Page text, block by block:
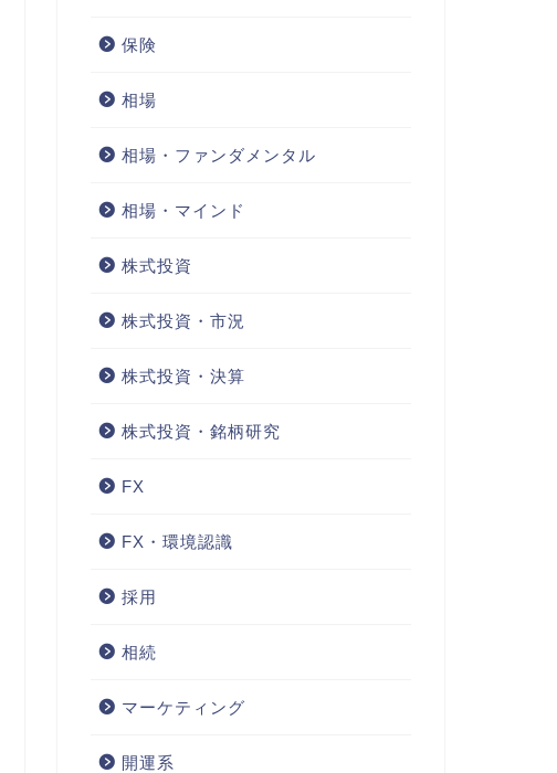
保険
相場
相場・ファンダメンタル
相場・マインド
株式投資
株式投資・市況
株式投資・決算
株式投資・銘柄研究
FX
FX・環境認識
採用
相続
マーケティング
開運系